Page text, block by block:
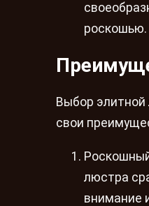
роскошью.
Выбор
свои
люстра
внимание